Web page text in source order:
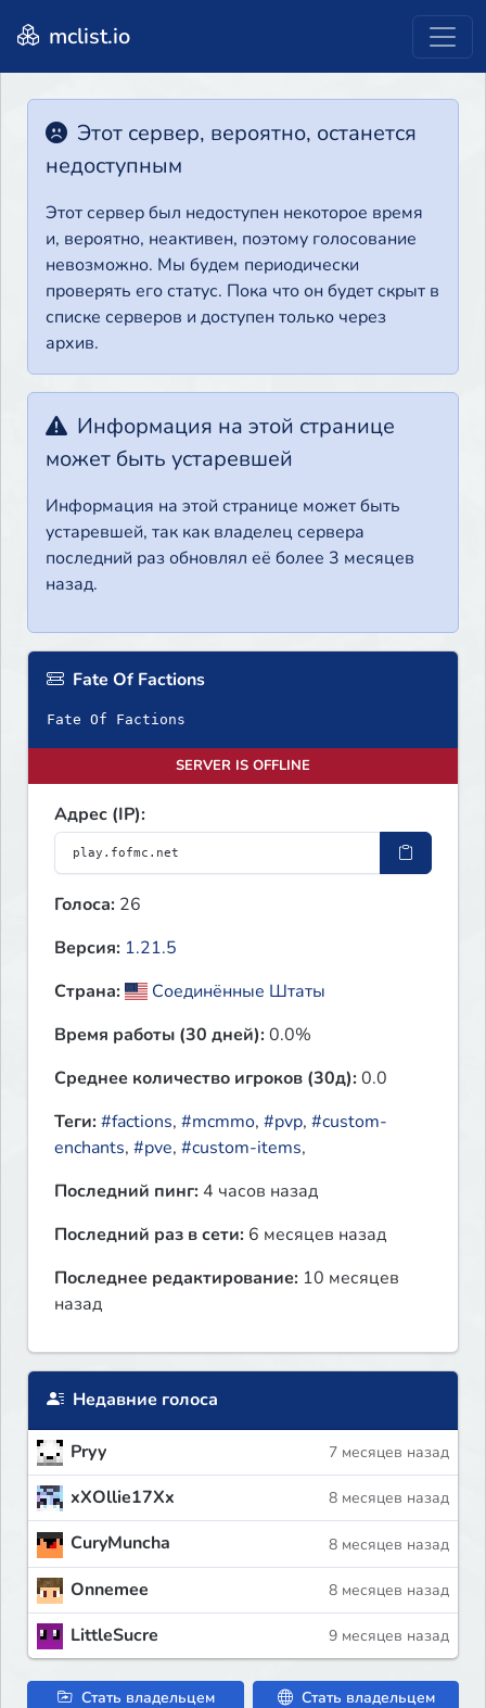
mclist.io
Этот сервер, вероятно, останется
недоступным
Этот сервер был недоступен некоторое время
и, вероятно, неактивен, поэтому голосование
невозможно. Мы будем периодически
проверять его статус. Пока что он будет скрыт в
списке серверов и доступен только через
архив.
Информация на этой странице
может быть устаревшей
Информация на этой странице может быть
устаревшей, так как владелец сервера
последний раз обновлял её более 3 месяцев
назад.
Fate Of Factions
Fate Of Factions
SERVER IS OFFLINE
Адрес (IP):
Голоса: 26
Версия: 1.21.5
Страна:
Соединённые Штаты
Время работы (30 дней):0.0%
Среднее количество игроков (30д):0.0
Теги:#factions, #mcmmo, #pvp, #custom-
enchants, #pve, #custom-items,
Последний пинг: 4 часов назад
Последний раз в сети: 6 месяцев назад
Последнее редактирование: 10 месяцев
назад
Недавние голоса
Pryy 7 месяцев назад
xXOllie17Xx 8 месяцев назад
CuryMuncha 8 месяцев назад
Onnemee 8 месяцев назад
LittleSucre 9 месяцев назад
Стать владельцем
Стать владельцем